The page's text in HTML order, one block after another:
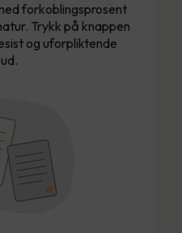
forkoblingsprosent
Trykk på knappen
og uforpliktende